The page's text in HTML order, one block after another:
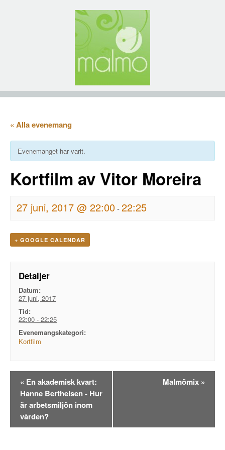
« Alla evenemang
Evenemanget har varit.
Kortfilm av Vitor Moreira
27 juni, 2017 @ 22:00-22:25
+ GOOGLE CALENDAR
Detaljer
Datum:
27 juni, 2017
Tid:
22:00 - 22:25
Evenemangskategori:
Kortfilm
Evenemangsnavigation
« En akademisk kvart:
Hanne Berthelsen - Hur
är arbetsmiljön inom
vården?
Malmömix »